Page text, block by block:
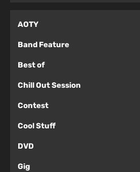
AOTY
Band Feature
Best of
Chill Out Session
Contest
Cool Stuff
DVD
Gig